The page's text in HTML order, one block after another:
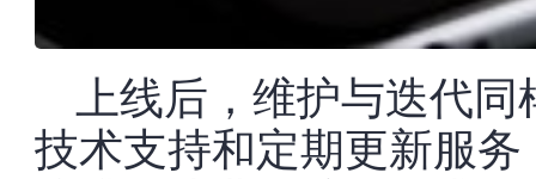
上线后，维护与迭代
技术支持和定期更新服